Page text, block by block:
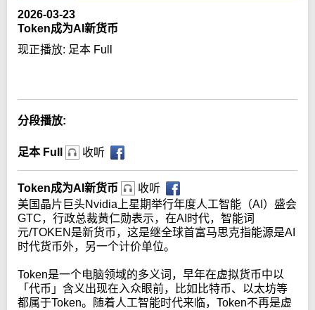
2026-03-23
Token成为AI新货币
现正播放: 足本 Full
分段播放:
足本 Full 收听
Token成为AI新货币
收听
美国晶片巨头Nvidia上星期举行年度人工智能（AI）盛会
GTC，行政总裁黄仁勋表示，在AI时代，智能词
元/TOKEN是新货币，这是继全球首富马思克指能源是AI
时代货币外，另一个计价单位。
Token是一个电脑领域的多义词，早年在虚拟货币中以
「代币」含义出现在入众眼前，比如比特币、以太坊等
都属于Token。随着人工智能时代来临，Token不再是虚